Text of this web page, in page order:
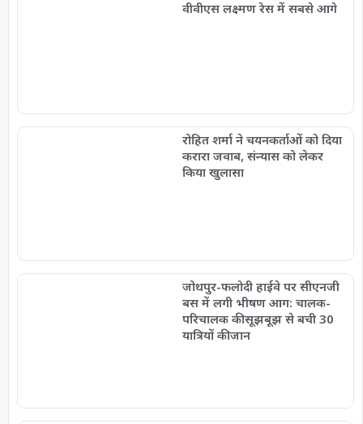
वीवीएस लक्ष्मण रेस में सबसे आगे
रोहित शर्मा ने चयनकर्ताओं को दिया
करारा जवाब, संन्यास को लेकर
किया खुलासा
जोधपुर-फलोदी हाईवे पर सीएनजी
बस में लगी भीषण आग: चालक-
परिचालक की सूझबूझ से बची 30
यात्रियों की जान